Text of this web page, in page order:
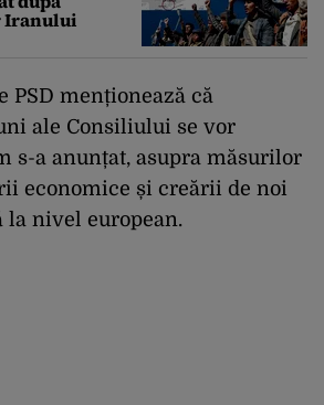
Iranului
PSD menționează că
ale Consiliului se vor
s-a anunțat, asupra măsurilor
economice și creării de noi
nivel european.